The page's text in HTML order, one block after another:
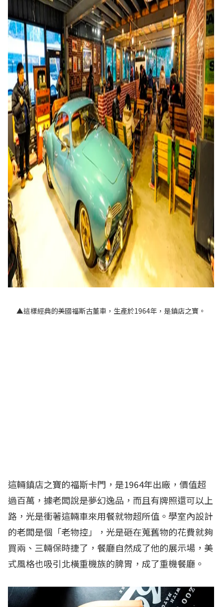
▲這樣經典的美國福斯古董車，生產於1964年，是鎮店之寶。
這輛鎮店之寶的福斯卡門，是1964年出廠，價值超
過百萬，據老闆說是夢幻逸品，而且有牌照還可以上
路，光是衝著這輛車來用餐就物超所值。學室內設計
的老闆是個「老物控」，光是砸在蒐舊物的花費就夠
買兩、三輛保時捷了，餐廳自然成了他的展示場，美
式風格也吸引北橫重機族的脾胃，成了重機餐廳。